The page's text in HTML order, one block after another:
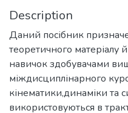
Description
Даний посібник
теоретичного матеріалу
навичок здобувачами
міждисциплінарного
кінематики,динаміки та
використовуються в